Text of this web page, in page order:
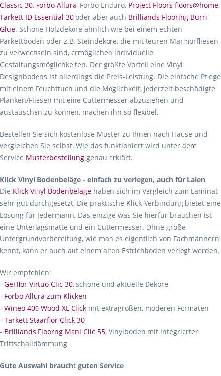
Classic 30, Forbo Allura, Forbo Enduro, Project Floors floors@home,
Tarkett ID Essential 30 oder aber auch Brilliands Flooring Burri
Glue. Schöne Holzdekore ähnlich wie bei einem echten
Parkettboden oder z.B. Steindekore, die mit teuren Marmorfliesen
zu verwechseln sind, ermöglichen individuelle
Gestaltungsmöglichkeiten. Der größte Vorteil eine Vinyl
Designbodens ist allerdings die Preis-Leistung. Die einfache Pflege
mit einem Feuchttuch und die Möglichkeit, jederzeit beschädigte
Planken/Fliesen mit eine Cuttermesser abzuziehen und
austauschen zu können, machen ihn so flexibel.
Bestellen Sie sich kostenlose Muster zu Ihnen nach Hause und
vergleichen Sie selbst. Wie das funktioniert wird unter dem
Service Musterbestellung genau erklärt.
Klick Vinyl Bodenbeläge - einfach zu verlegen, auch für Laien
Die Klick Vinyl Bodenbeläge haben sich im Vergleich zum Laminat
sehr gut durchgesetzt. Die praktische Klick-Verbindung bietet eine
Lösung für Jedermann. Das einzige was Sie hierfür brauchen ist
eine Unterlagsmatte und ein Cuttermesser. Ohne große
Untergrundvorbereitung, wie man es eigentlich von Fachmännern
kennt, kann er auch auf einem alten Estrichboden verlegt werden.
Wir empfehlen:
- Gerflor Virtuo Clic 30, schöne und aktuelle Dekore
- Forbo Allura zum Klicken
- Wineo 400 Wood XL Click mit extragroßen, moderen Formaten
- Tarkett Staarflor Click 30
- Brilliands Floorng Mani Clic 55, Vinylboden mit integrierter
Trittschalldämmung
Gute Auswahl braucht guten Service